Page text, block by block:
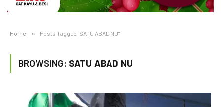
Home » Posts Tagged "SATU ABAD NU"
BROWSING: SATU ABAD NU